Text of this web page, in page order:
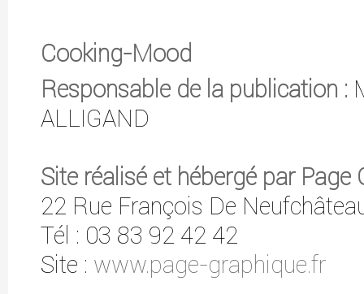
Cooking-Mood
Responsable de la publication :
ALLIGAND
Site réalisé et hébergé par Page
22 Rue François De
Tél : 03 83 92 42 42
Site : www.page-graphique.fr